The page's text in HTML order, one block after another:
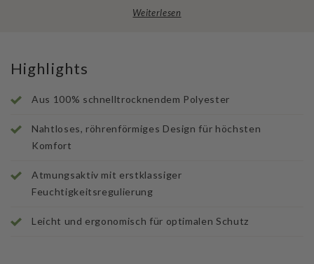
Weiterlesen
Highlights
Aus 100% schnelltrocknendem Polyester
Nahtloses, röhrenförmiges Design für höchsten
Komfort
Atmungsaktiv mit erstklassiger
Feuchtigkeitsregulierung
Leicht und ergonomisch für optimalen Schutz